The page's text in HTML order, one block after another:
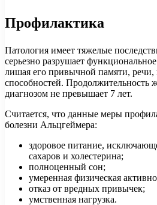
Профилактика
Патология имеет тяжелые
серьезно разрушает
лишая его привычной памяти,
способностей. Продолжительность
диагнозом не превышает 7 лет.
Считается, что данные меры
болезни Альцгеймера:
здоровое питание,
сахаров и холестерина;
полноценный сон;
умеренная физическая
отказ от вредных привычек;
умственная нагрузка.